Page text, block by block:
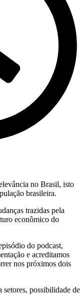
no Brasil, isto
brasileira.
trazidas pela
econômico do
do podcast,
e acreditamos
nos próximos dois
possibilidade de